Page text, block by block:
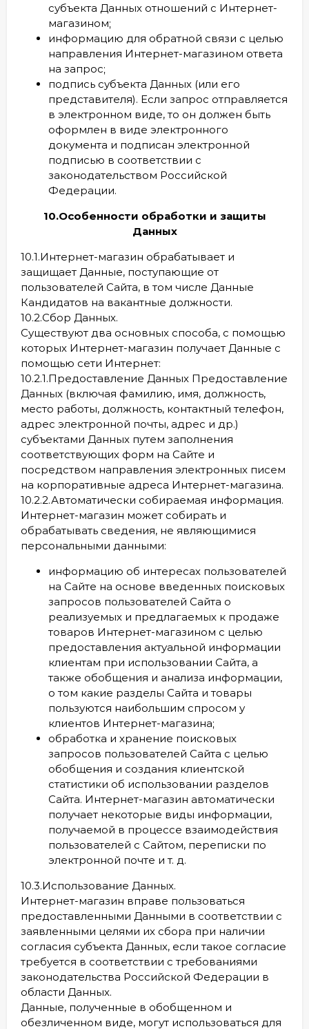
субъекта Данных отношений с Интернет-
магазином;
информацию для обратной связи с целью
направления Интернет-магазином ответа
на запрос;
подпись субъекта Данных (или его
представителя). Если запрос отправляется
в электронном виде, то он должен быть
оформлен в виде электронного
документа и подписан электронной
подписью в соответствии с
законодательством Российской
Федерации.
10.Особенности обработки и защиты
Данных
10.1.Интернет-магазин обрабатывает и
защищает Данные, поступающие от
пользователей Cайта, в том числе Данные
Кандидатов на вакантные должности.
10.2.Сбор Данных.
Существуют два основных способа, с помощью
которых Интернет-магазин получает Данные с
помощью сети Интернет:
10.2.1.Предоставление Данных Предоставление
Данных (включая фамилию, имя, должность,
место работы, должность, контактный телефон,
адрес электронной почты, адрес и др.)
субъектами Данных путем заполнения
соответствующих форм на Сайте и
посредством направления электронных писем
на корпоративные адреса Интернет-магазина.
10.2.2.Автоматически собираемая информация.
Интернет-магазин может собирать и
обрабатывать сведения, не являющимися
персональными данными:
информацию об интересах пользователей
на Сайте на основе введенных поисковых
запросов пользователей Сайта о
реализуемых и предлагаемых к продаже
товаров Интернет-магазином с целью
предоставления актуальной информации
клиентам при использовании Сайта, а
также обобщения и анализа информации,
о том какие разделы Сайта и товары
пользуются наибольшим спросом у
клиентов Интернет-магазина;
обработка и хранение поисковых
запросов пользователей Сайта с целью
обобщения и создания клиентской
статистики об использовании разделов
Сайта. Интернет-магазин автоматически
получает некоторые виды информации,
получаемой в процессе взаимодействия
пользователей с Cайтом, переписки по
электронной почте и т. д.
10.3.Использование Данных.
Интернет-магазин вправе пользоваться
предоставленными Данными в соответствии с
заявленными целями их сбора при наличии
согласия субъекта Данных, если такое согласие
требуется в соответствии с требованиями
законодательства Российской Федерации в
области Данных.
Данные, полученные в обобщенном и
обезличенном виде, могут использоваться для